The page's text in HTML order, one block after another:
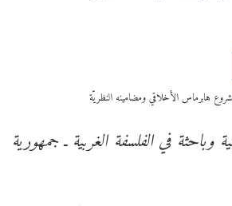
وباحثة في الفلسفة الغربية ـ جمهورية